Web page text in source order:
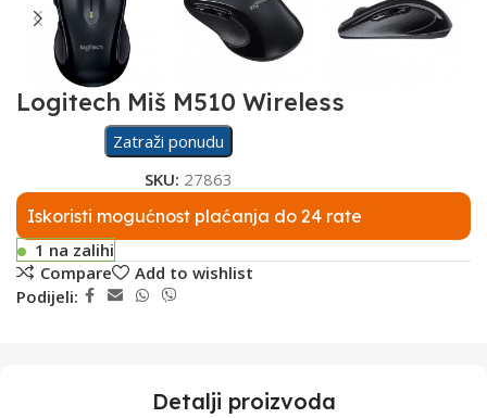
Logitech Miš M510 Wireless
Zatraži ponudu
SKU: 27863
Iskoristi mogućnost plaćanja do 24 rate
1 na zalihi
Compare
Add to wishlist
Podijeli:
Detalji proizvoda